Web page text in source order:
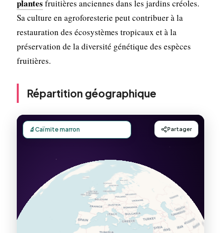
plantes fruitières anciennes dans les jardins créoles.
Sa culture en agroforesterie peut contribuer à la
restauration des écosystèmes tropicaux et à la
préservation de la diversité génétique des espèces
fruitières.
Répartition géographique